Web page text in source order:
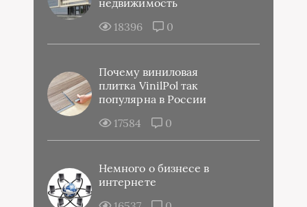
недвижимость
18396
0
Почему виниловая
плитка VinilPol так
популярна в России
17584
0
Немного о бизнесе в
интернете